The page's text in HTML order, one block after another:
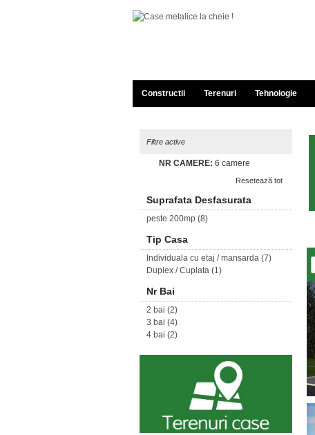
Constructii Terenuri Tehnologie
Filtre active
NR CAMERE: 6 camere
Resetează tot
Suprafata Desfasurata
peste 200mp (8)
Tip Casa
Individuala cu etaj / mansarda (7)
Duplex / Cuplata (1)
Nr Bai
2 bai (2)
3 bai (4)
4 bai (2)